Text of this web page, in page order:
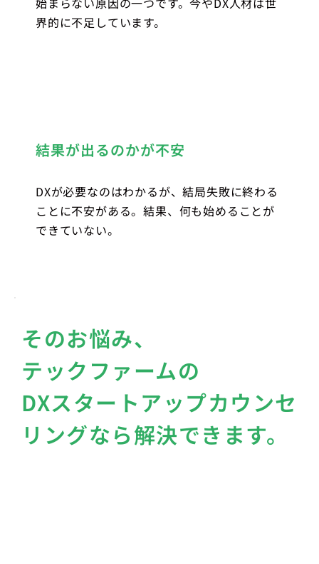
DXが必要なのはわかるが、結局失敗に終わる
ことに不安がある。結果、何も始めることが
できていない。
結果が出るのかが不安
界的に不足しています。
そのお悩み、
テックファームの
DXスタートアップカウンセ
リングなら解決できます。